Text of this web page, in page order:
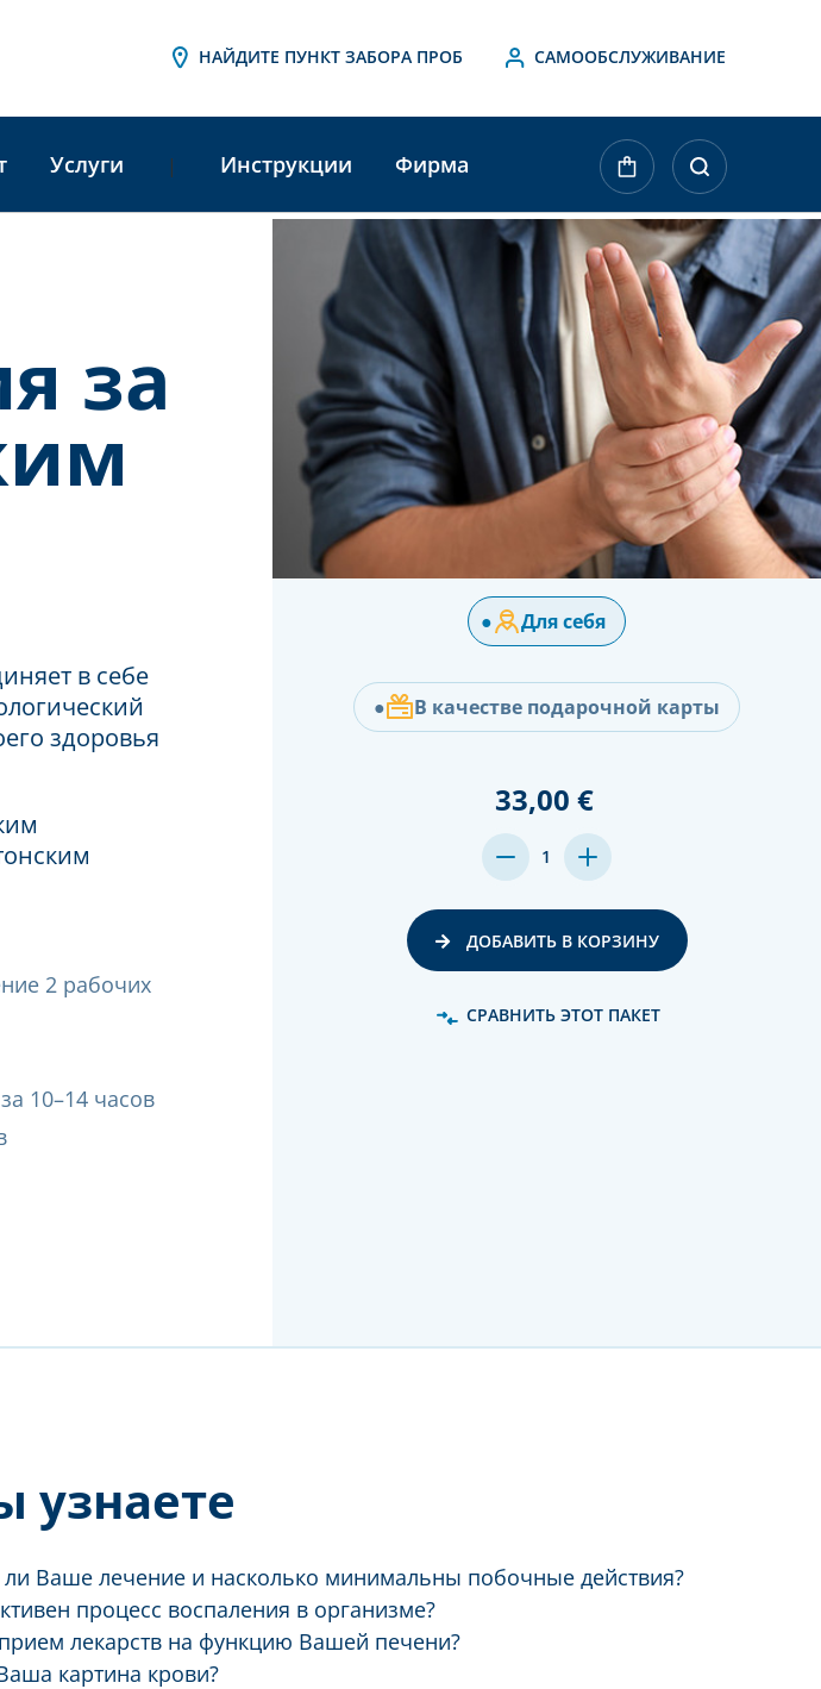
НАЙДИТЕ ПУНКТ ЗАБОРА ПРОБ САМООБСЛУЖИВАНИЕ
Услуги | Инструкции Фирма
за
в себе
здоровья
2 рабочих
10–14 часов
Aktueller
Lagerbestand:
● Для себя
● В качестве подарочной карты
33,00 €
MENGE
VON
UNDEFINED
1
MENGE
VON
UNDEFINED
ДОБАВИТЬ В КОРЗИНУ
СРАВНИТЬ ЭТОТ ПАКЕТ
узнаете
Ваше лечение и насколько минимальны побочные действия?
процесс воспаления в организме?
лекарств на функцию Вашей печени?
картина крови?